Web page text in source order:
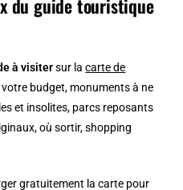
du guide touristique
à visitersur lacarte de
votre budget, monuments à ne
et insolites, parcs reposants
où sortir, shopping
gratuitement la carte pour